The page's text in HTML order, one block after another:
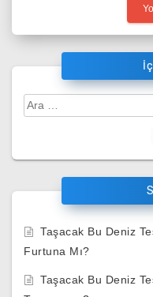
Arama:
Taşacak Bu Deniz
Furtuna Mı?
Taşacak Bu Deniz